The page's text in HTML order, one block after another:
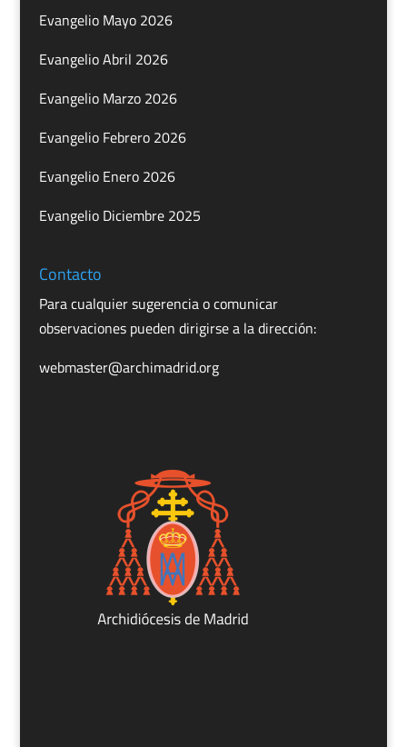
Evangelio Mayo 2026
Evangelio Abril 2026
Evangelio Marzo 2026
Evangelio Febrero 2026
Evangelio Enero 2026
Evangelio Diciembre 2025
Contacto
Para cualquier sugerencia o comunicar
observaciones pueden dirigirse a la dirección:
webmaster@archimadrid.org